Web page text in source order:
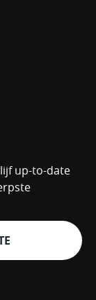
up-to-date